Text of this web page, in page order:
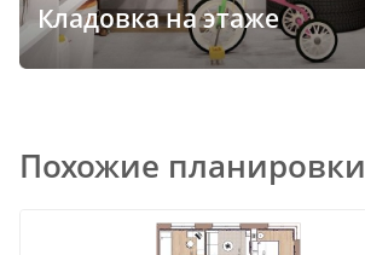
Кладовка на этаже
Похожие планировки